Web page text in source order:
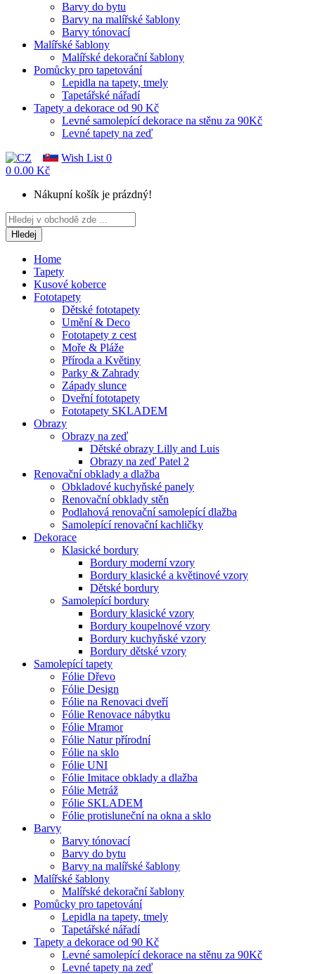
Barvy do bytu
Barvy na malířské šablony
Barvy tónovací
Malířské šablony
Malířské dekorační šablony
Pomůcky pro tapetování
Lepidla na tapety, tmely
Tapetářské nářadí
Tapety a dekorace od 90 Kč
Levné samolepící dekorace na stěnu za 90Kč
Levné tapety na zeď
Wish List 0
0 0.00 Kč
Nákupní košík je prázdný!
Hledej
Home
Tapety
Kusové koberce
Fototapety
Dětské fototapety
Umění & Deco
Fototapety z cest
Moře & Pláže
Příroda a Květiny
Parky & Zahrady
Západy slunce
Dveřní fototapety
Fototapety SKLADEM
Obrazy
Obrazy na zeď
Dětské obrazy Lilly and Luis
Obrazy na zeď Patel 2
Renovační obklady a dlažba
Obkladové kuchyňské panely
Renovační obklady stěn
Podlahová renovační samolepící dlažba
Samolepící renovační kachličky
Dekorace
Klasické bordury
Bordury moderní vzory
Bordury klasické a květinové vzory
Dětské bordury
Samolepící bordury
Bordury klasické vzory
Bordury koupelnové vzory
Bordury kuchyňské vzory
Bordury dětské vzory
Samolepící tapety
Fólie Dřevo
Fólie Design
Fólie na Renovaci dveří
Fólie Renovace nábytku
Fólie Mramor
Fólie Natur přírodní
Fólie na sklo
Fólie UNI
Fólie Imitace obklady a dlažba
Fólie Metráž
Fólie SKLADEM
Fólie protisluneční na okna a sklo
Barvy
Barvy tónovací
Barvy do bytu
Barvy na malířské šablony
Malířské šablony
Malířské dekorační šablony
Pomůcky pro tapetování
Lepidla na tapety, tmely
Tapetářské nářadí
Tapety a dekorace od 90 Kč
Levné samolepící dekorace na stěnu za 90Kč
Levné tapety na zeď